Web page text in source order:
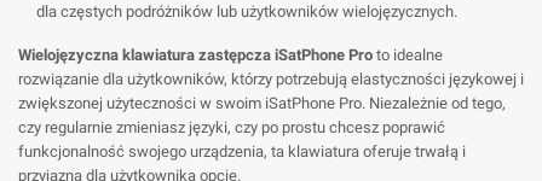
dla częstych podróżników lub użytkowników wielojęzycznych.
Wielojęzyczna klawiatura zastępcza iSatPhone Pro to idealne
rozwiązanie dla użytkowników, którzy potrzebują elastyczności językowej i
zwiększonej użyteczności w swoim iSatPhone Pro. Niezależnie od tego,
czy regularnie zmieniasz języki, czy po prostu chcesz poprawić
funkcjonalność swojego urządzenia, ta klawiatura oferuje trwałą i
przyjazną dla użytkownika opcję.